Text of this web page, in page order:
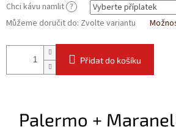
Chci kávu namlit ?
Můžeme doručit do: Zvolte variantu
Přidat do košíku
Palermo +